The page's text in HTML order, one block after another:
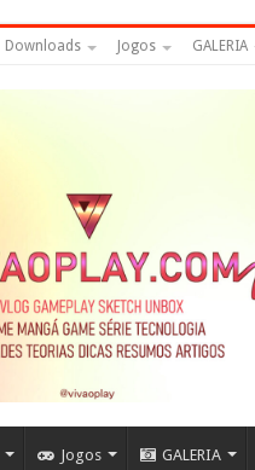
Downloads Jogos GALERIA
Jogos GALERIA